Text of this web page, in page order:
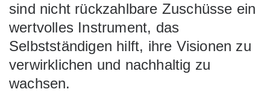
sind nicht rückzahlbare Zuschüsse ein
wertvolles Instrument, das
Selbstständigen hilft, ihre Visionen zu
verwirklichen und nachhaltig zu
wachsen.